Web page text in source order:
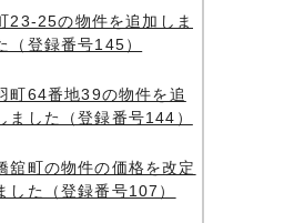
23-25の物件を追加しま
（登録番号145）
町64番地39の物件を追
ました（登録番号144）
舘町の物件の価格を改定
した（登録番号107）